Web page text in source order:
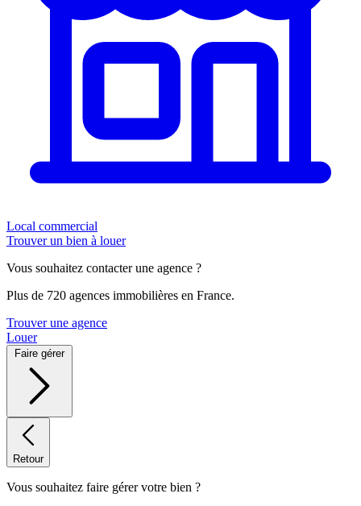
Local commercial
Trouver un bien à louer
Vous souhaitez contacter une agence ?
Plus de 720 agences immobilières en France.
Trouver une agence
Louer
Faire gérer
Retour
Vous souhaitez faire gérer votre bien ?